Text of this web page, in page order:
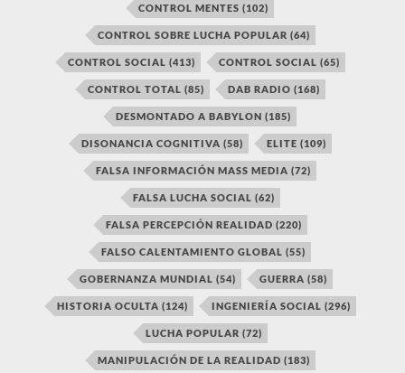
CONTROL MENTES (102)
CONTROL SOBRE LUCHA POPULAR (64)
CONTROL SOCIAL (413) CONTROL SOCIAL (65)
CONTROL TOTAL (85) DAB RADIO (168)
DESMONTADO A BABYLON (185)
DISONANCIA COGNITIVA (58) ELITE (109)
FALSA INFORMACIÓN MASS MEDIA (72)
FALSA LUCHA SOCIAL (62)
FALSA PERCEPCIÓN REALIDAD (220)
FALSO CALENTAMIENTO GLOBAL (55)
GOBERNANZA MUNDIAL (54) GUERRA (58)
HISTORIA OCULTA (124) INGENIERÍA SOCIAL (296)
LUCHA POPULAR (72)
MANIPULACIÓN DE LA REALIDAD (183)